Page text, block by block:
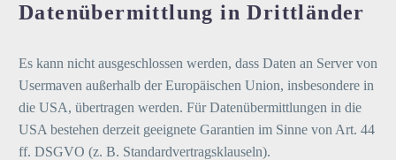
Datenübermittlung in Drittländer
Es kann nicht ausgeschlossen werden, dass Daten an Server von
Usermaven außerhalb der Europäischen Union, insbesondere in
die USA, übertragen werden. Für Datenübermittlungen in die
USA bestehen derzeit geeignete Garantien im Sinne von Art. 44
ff. DSGVO (z. B. Standardvertragsklauseln).